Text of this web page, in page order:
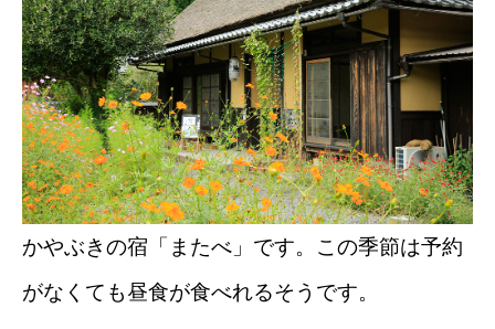
かやぶきの宿「またべ」です。この季節は予約
がなくても昼食が食べれるそうです。